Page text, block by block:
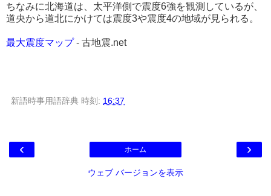
ちなみに北海道は、太平洋側で震度6強を観測しているが、
道央から道北にかけては震度3や震度4の地域が見られる。
最大震度マップ- 古地震.net
新語時事用語辞典 時刻: 16:37
‹ ›
ホーム
ウェブ バージョンを表示